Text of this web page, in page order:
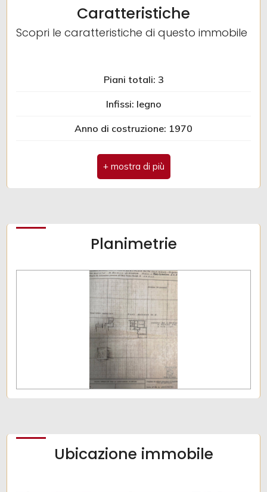
Caratteristiche
Scopri le caratteristiche di questo immobile
Piani totali: 3
Infissi: legno
Anno di costruzione: 1970
Spese condominio: € 60
Doccia
Planimetrie
Ubicazione immobile
Giardino